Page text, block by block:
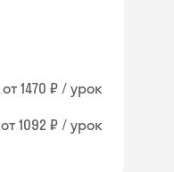
от 1470 ₽ / урок
от 1092 ₽ / урок